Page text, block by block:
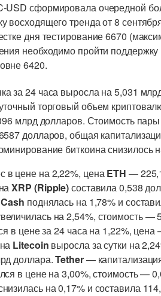
USD сформировала очередной
восходящего тренда от 8
дня тестирование 6670
необходимо пройти
6420.
за 24 часа выросла на 5,031
торговый объем
млрд долларов. Стоимость
долларов, общая
биткоина снизилось
в цене на 2,22%, ценаETH —
XRP (Ripple)составила 0,538
поднялась на 1,78% и
на 2,54%, стоимость
в цене за 24 часа на 1,22%,
Litecoin выросла за сутки на
доллара.Tether—
в цене на 3,00%, стоимость —
на 0,17% и составила